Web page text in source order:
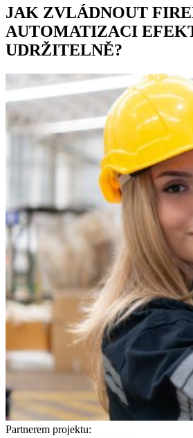
JAK ZVLÁDNOUT
AUTOMATIZACI
UDRŽITELNĚ?
Partnerem projektu: